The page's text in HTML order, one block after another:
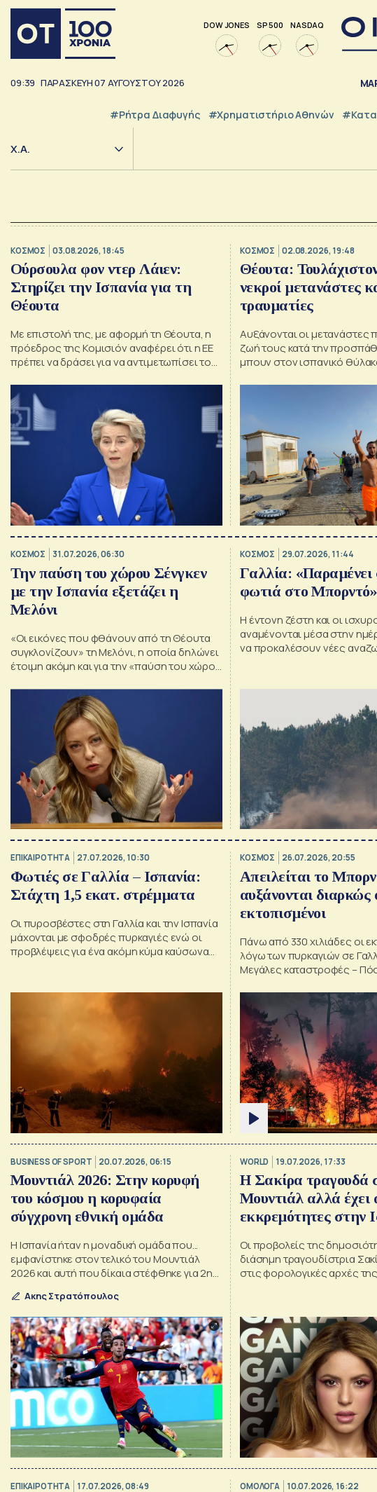
DOW JONES SP 500 NASDAQ
09:39 ΠΑΡΑΣΚΕΥΗ07 ΑΥΓΟΥΣΤΟΥ2026
#ρήτρα Διαφυγής #Χρηματιστήριο Αθηνών
Χ.Α.
ΚΟΣΜΟΣ 03.08.2026, 18:45
Ούρσουλα φον ντερ Λάιεν:
Στηρίζει την Ισπανία για τη
Θέουτα
Με επιστολή της, με αφορμή τη Θέουτα, η
πρόεδρος της Κομισιόν αναφέρει ότι η ΕΕ
πρέπει να δράσει για να αντιμετωπίσει το
αλληλεγγύη μεταξύ των μελών είναι εκ των
ουκ άνευ.
ΚΟΣΜΟΣ 02.08.2026, 19:48
Θέουτα: Τουλάχιστον
νεκροί μετανάστες
τραυματίες
Αυξάνονται οι μετανάστες
ζωή τους κατά την
μπουν στον ισπανικό
ΚΟΣΜΟΣ 31.07.2026, 06:30
Την παύση του χώρου Σένγκεν
με την Ισπανία εξετάζει η
Μελόνι
«Οι εικόνες που φθάνουν από τη Θέουτα
συγκλονίζουν» τη Μελόνι, η οποία δηλώνει
έτοιμη ακόμη και για την «παύση του χώρου
«υπερασπίσουμε τα σύνορά μας».
ΚΟΣΜΟΣ 29.07.2026, 11:44
Γαλλία:
φωτιά στο Μπορντό»
Η έντονη ζέστη και οι
αναμένονται μέσα στην
να προκαλέσουν νέες
ΕΠΙΚΑΙΡΟΤΗΤΑ 27.07.2026, 10:30
Φωτιές σε Γαλλία – Ισπανία:
Στάχτη 1,5 εκατ. στρέμματα
Οι πυροσβέστες στη Γαλλία και την Ισπανία
μάχονται με σφοδρές πυρκαγιές ενώ οι
προβλέψεις για ένα ακόμη κύμα καύσωνα
των πυρκαγιών. Πυρκαγιές έχουν
εκδηλωθεί επίσης στην Ιταλία και την
ΚΟΣΜΟΣ 26.07.2026, 20:55
Απειλείται το
αυξάνονται διαρκώς
εκτοπισμένοι
Πάνω από 330 χιλιάδες οι
λόγω των πυρκαγιών σε
Μεγάλες καταστροφές –
BUSINESS OF SPORT 20.07.2026, 06:15
Μουντιάλ 2026: Στην κορυφή
του κόσμου η κορυφαία
σύγχρονη εθνική ομάδα
Η Ισπανία ήταν η μοναδική ομάδα που...
εμφανίστηκε στον τελικό του Μουντιάλ
2026 και αυτή που δίκαια στέφθηκε για 2η
Πρωταθλήτρια, νικώντας 1-0 την Αργεντινή,
στον «τελευταίο χορό» του Λιονέλ Μέσι
Ακης Στρατόπουλος
WORLD 19.07.2026, 17:33
Η Σακίρα τραγουδά
Μουντιάλ αλλά έχει
εκκρεμότητες στην
Οι προβολείς της
διάσημη τραγουδίστρια
στις φορολογικές αρχές
ΕΠΙΚΑΙΡΟΤΗΤΑ 17.07.2026, 08:49 ΟΜΟΛΟΓΑ 10.07.2026, 16:22